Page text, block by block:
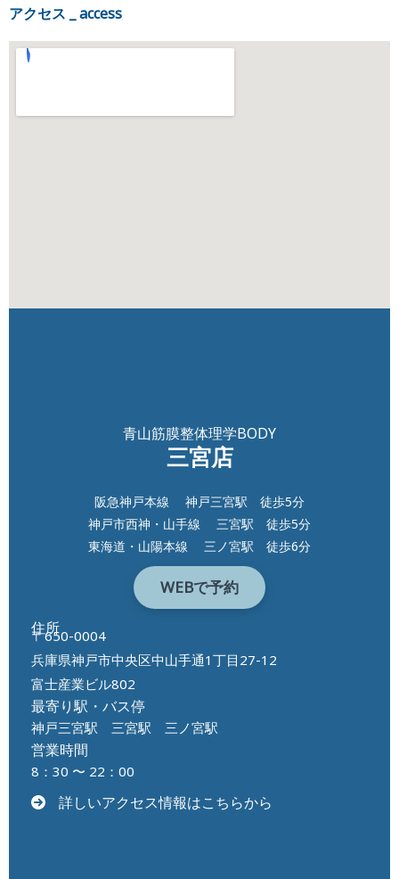
アクセス _ access
青山筋膜整体理学BODY
三宮店
阪急神戸本線 神戸三宮駅 徒歩5分
神戸市西神・山手線 三宮駅 徒歩5分
東海道・山陽本線 三ノ宮駅 徒歩6分
WEBで予約
住所
〒650-0004
兵庫県神戸市中央区中山手通1丁目27-12
富士産業ビル802
最寄り駅・バス停
神戸三宮駅 三宮駅 三ノ宮駅
営業時間
8：30 〜 22：00
詳しいアクセス情報はこちらから